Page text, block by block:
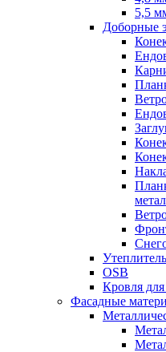
5,5
Доборные
OSB
Кровля
Фасадные